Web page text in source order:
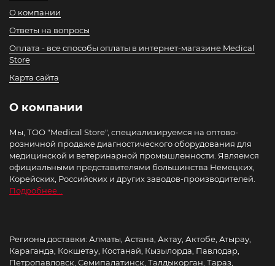
О компании
Ответы на вопросы
Оплата - все способы оплаты в интернет-магазине Medical
Store
Карта сайта
О компании
Мы, ТОО "Medical Store", специализируемся на оптово-
розничной продаже диагностического оборудования для
медицинской и ветеринарной промышленности. Являемся
официальными представителями большинства Немецких,
Корейских, Российских и других заводов-производителей.
Подробнее...
Регионы доставки: Алматы, Астана, Актау, Актобе, Атырау,
Караганда, Кокшетау, Костанай, Кызылорда, Павлодар,
Петропавловск, Семипалатинск, Талдыкорган, Тараз,